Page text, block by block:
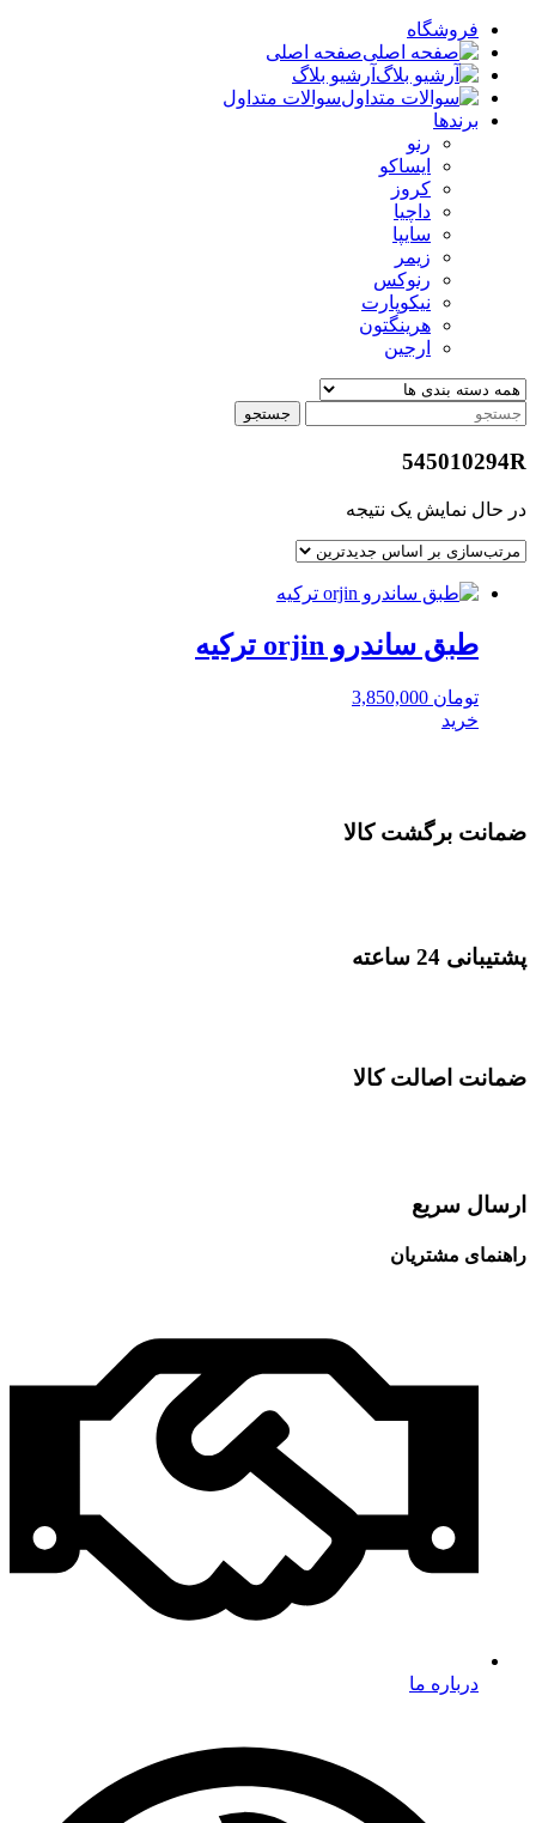
فروشگاه
صفحه اصلی
آرشیو بلاگ
سوالات متداول
برندها
رنو
ایساکو
کروز
داچیا
سایپا
زیمر
رنوکس
نیکوپارت
هرینگتون
ارجین
جستجو
545010294R
در حال نمایش یک نتیجه
طبق ساندرو orjin ترکیه
تومان
خرید
ضمانت برگشت کالا
پشتیبانی 24 ساعته
ضمانت اصالت کالا
ارسال سریع
راهنمای مشتریان
درباره ما